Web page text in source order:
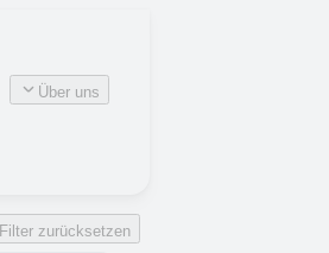
Über uns
Filter zurücksetzen